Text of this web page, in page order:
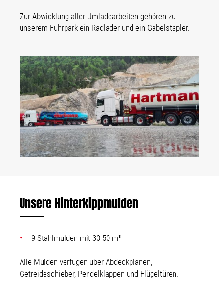
Zur Abwicklung aller Umladearbeiten gehören zu
unserem Fuhrpark ein Radlader und ein Gabelstapler.
Unsere Hinterkippmulden
9 Stahlmulden mit 30-50 m³
Alle Mulden verfügen über Abdeckplanen,
Getreideschieber, Pendelklappen und Flügeltüren.